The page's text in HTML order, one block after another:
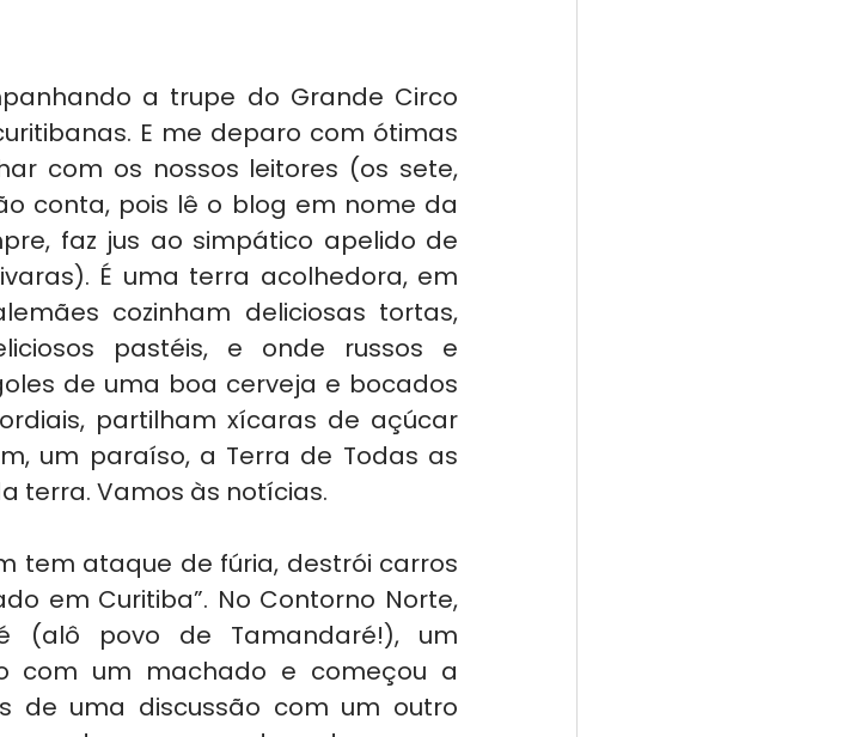
a trupe do Grande Circo
E me deparo com ótimas
com os nossos leitores (os sete,
conta, pois lê o blog em nome da
faz jus ao simpático apelido de
É uma terra acolhedora, em
cozinham deliciosas tortas,
pastéis, e onde russos e
de uma boa cerveja e bocados
partilham xícaras de açúcar
um paraíso, a Terra de Todas as
terra. Vamos às notícias.
tem ataque de fúria, destrói carros
em Curitiba”. No Contorno Norte,
(alô povo de Tamandaré!), um
com um machado e começou a
de uma discussão com um outro